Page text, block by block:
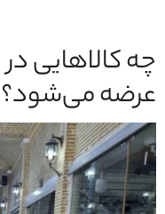
چه کالاهایی
عرضه می‌شود؟